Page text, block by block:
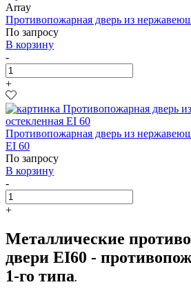
Array
Противопожарная дверь из
По запросу
В корзину
-
+
Противопожарная дверь из
EI 60
По запросу
В корзину
-
+
Металлические
двери EI60 -
1-го типа.